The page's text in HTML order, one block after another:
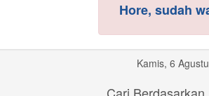
Hore, sudah
Kamis, 6